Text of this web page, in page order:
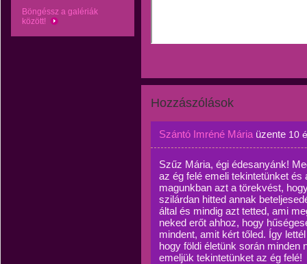
Böngéssz a galériák
között!
Hozzászólások
Szántó Imréné Mária üzente 10
Szűz Mária, égi édesanyánk!
az ég felé emeli tekintetünket
magunkban azt a törekvést,
szilárdan hitted annak
által és mindig azt tetted, ami
neked erőt ahhoz, hogy
mindent, amit kért tőled. Így
hogy földi életünk során minden
emeljük tekintetünket az ég felé!